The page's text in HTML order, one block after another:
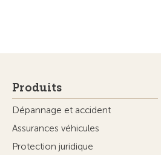
Produits
Dépannage et accident
Assurances véhicules
Protection juridique